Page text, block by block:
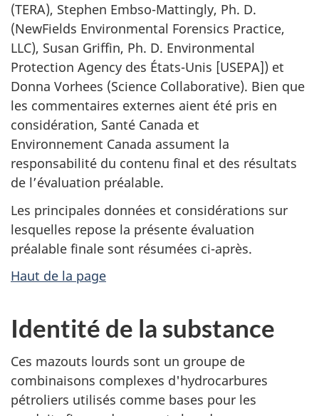
(TERA), Stephen Embso-Mattingly, Ph. D.
(NewFields Environmental Forensics Practice,
LLC), Susan Griffin, Ph. D. Environmental
Protection Agency des États-Unis [USEPA]) et
Donna Vorhees (Science Collaborative). Bien que
les commentaires externes aient été pris en
considération, Santé Canada et
Environnement Canada assument la
responsabilité du contenu final et des résultats
de l’évaluation préalable.
Les principales données et considérations sur
lesquelles repose la présente évaluation
préalable finale sont résumées ci-après.
Haut de la page
Identité de la substance
Ces mazouts lourds sont un groupe de
combinaisons complexes d'hydrocarbures
pétroliers utilisés comme bases pour les